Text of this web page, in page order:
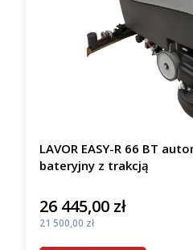
LAVOR EASY-R 66 BT
bateryjny z trakcją
Cena
26 445,00 zł
Cena
21 500,00 zł